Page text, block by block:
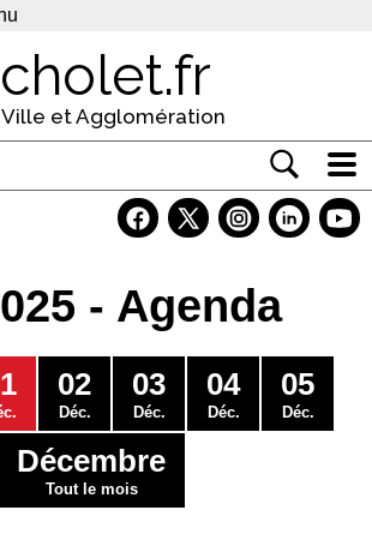
cholet.fr
Ville et Agglomération
- Agenda
02
Déc.
03
Déc.
04
Déc.
05
Déc.
Décembre
Tout le mois